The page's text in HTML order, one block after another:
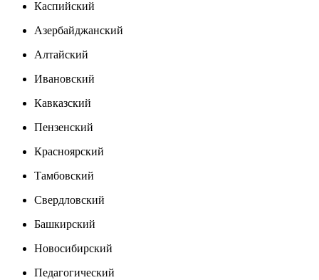
Каспийский
Азербайджанский
Алтайский
Ивановский
Кавказский
Пензенский
Красноярский
Тамбовский
Свердловский
Башкирский
Новосибирский
Педагогический